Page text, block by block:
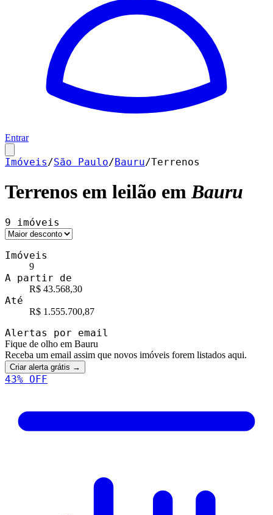
Entrar
Imóveis/São Paulo/Bauru/Terrenos
Terrenos em leilão emBauru
9 imóveis
Imóveis
9
A partir de
R$ 43.568,30
Até
R$ 1.555.700,87
Alertas por email
Fique de olho em Bauru
Receba um email assim que novos imóveis forem listados aqui.
Criar alerta grátis →
43% OFF